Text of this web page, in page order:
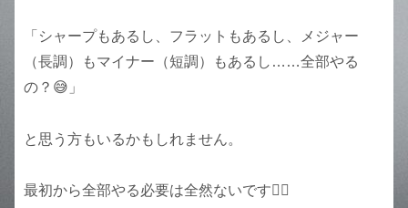
「シャープもあるし、フラットもあるし、メジャー
（長調）もマイナー（短調）もあるし……全部やる
の？😅」
と思う方もいるかもしれません。
最初から全部やる必要は全然ないです🙆‍♀️